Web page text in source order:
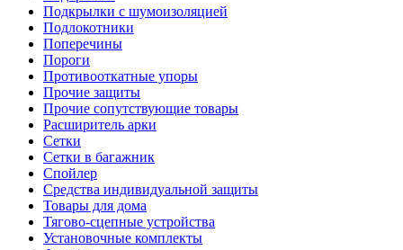
Подкрылки с шумоизоляцией
Подлокотники
Поперечины
Пороги
Противооткатные упоры
Прочие защиты
Прочие сопутствующие товары
Расширитель арки
Сетки
Сетки в багажник
Спойлер
Средства индивидуальной защиты
Товары для дома
Тягово-сцепные устройства
Установочные комплекты